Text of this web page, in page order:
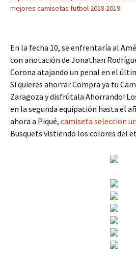
mejores camisetas futbol 2018 2019
En la fecha 10, se enfrentaría al
con anotación de Jonathan
Corona atajando un penal en el
Si quieres ahorrar Compra ya tu
Zaragoza y disfrútala Ahorrando!
en la segunda equipación hasta el
ahora a Piqué, camiseta seleccion
Busquets vistiendo los colores del